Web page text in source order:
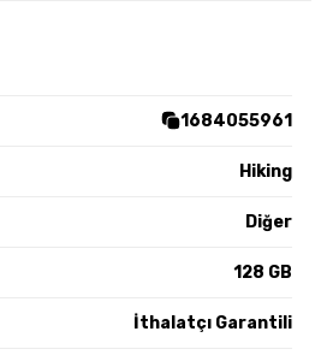
1684055961
Hiking
Diğer
128 GB
İthalatçı Garantili